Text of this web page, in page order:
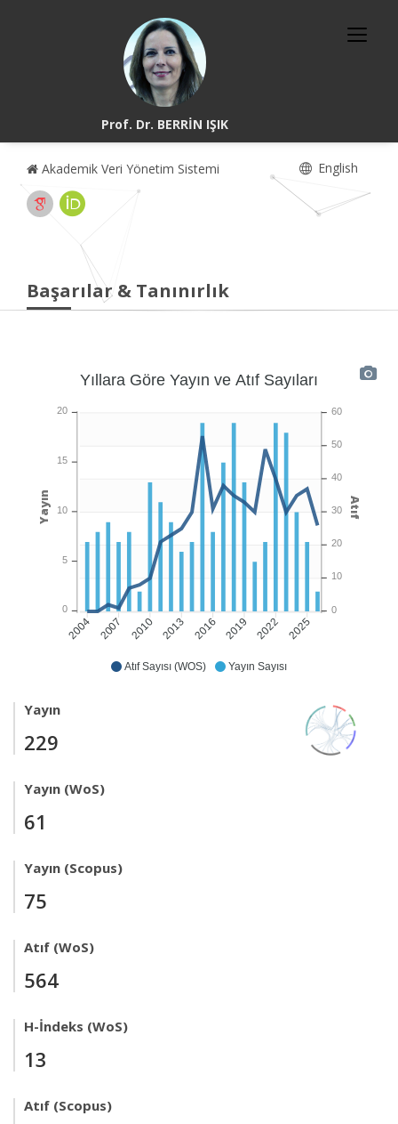
Prof. Dr. BERRİN IŞIK
Akademik Veri Yönetim Sistemi English
Başarılar & Tanınırlık
Atıf Sayısı (WOS) Yayın Sayısı
2004 2007 2010 2013 2016 2019 2022 2025
Yıllara Göre Yayın ve Atıf Sayıları
60
50
40
30
20
10
0
Atıf
20
15
10
5
0
Yayın
Yayın
229
Yayın (WoS)
61
Yayın (Scopus)
75
Atıf (WoS)
564
H-İndeks (WoS)
13
Atıf (Scopus)